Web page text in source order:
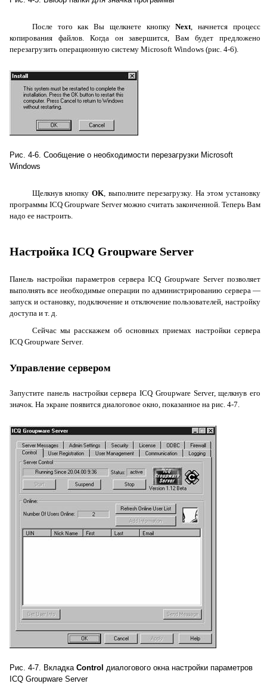
После того как Вы щелкнете кнопкуNext, начнется процесс
копирования файлов. Когда он завершится, Вам будет предложено
перезагрузить операционную систему Microsoft Windows (рис. 4-6).
Рис. 4-6. Сообщение о необходимости перезагрузки Microsoft
Windows
Щелкнув кнопку OK, выполните перезагрузку. На этом установку
программы ICQ Groupware Server можно считать законченной. Теперь Вам
надо ее настроить.
Настройка ICQ Groupware Server
Панель настройки параметров сервераICQ Groupware Server позволяет
выполнять все необходимые операции по администрированию сервера —
запуск и остановку, подключение и отключение пользователей, настройку
доступа и т. д.
Сейчас мы расскажем об основных приемах настройки сервера
ICQ Groupware Server.
Управление сервером
Запустите панель настройки сервера ICQ Groupware Server, щелкнув его
значок. На экране появится диалоговое окно, показанное на рис. 4-7.
Рис. 4-7. Вкладка Control диалогового окна настройки параметров
ICQ Groupware Server